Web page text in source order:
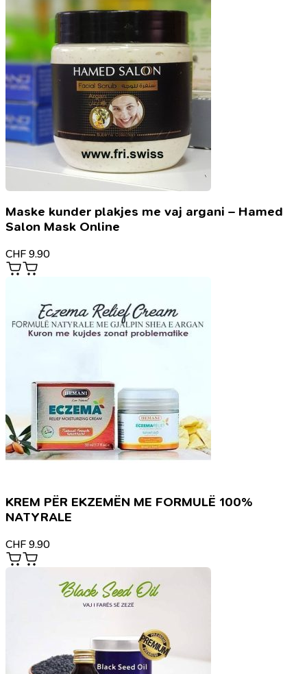
Maske kunder plakjes me vaj argani – Hamed
Salon Mask Online
CHF 9.90
KREM PËR EKZEMËN ME FORMULË 100%
NATYRALE
CHF 9.90